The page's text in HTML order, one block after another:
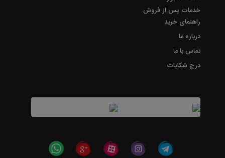
خدمات پس از فروش
راهنمای خرید
درباره ما
تماس با ما
درج شکایات